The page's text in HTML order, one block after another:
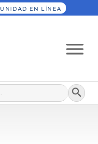
UNIDAD EN LÍNEA
Botón